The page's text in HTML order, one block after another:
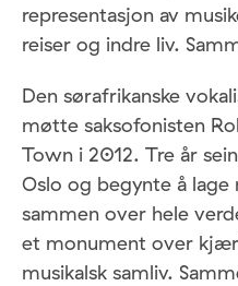
representasjon av
reiser og indre liv.
Den sørafrikanske
møtte saksofonisten
Town i 2012. Tre år
Oslo og begynte å
sammen over hele
et monument over
musikalsk samliv.